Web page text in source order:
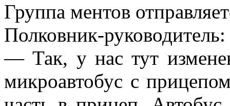
Группа ментов
Полковник-руководитель:
— Так, у нас тут
микроавтобус с